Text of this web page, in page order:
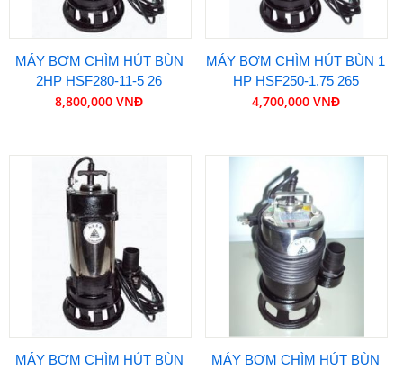
MÁY BƠM CHÌM HÚT BÙN
2HP HSF280-11-5 26
8,800,000 VNĐ
MÁY BƠM CHÌM HÚT BÙN 1
HP HSF250-1.75 265
4,700,000 VNĐ
MÁY BƠM CHÌM HÚT BÙN
MÁY BƠM CHÌM HÚT BÙN